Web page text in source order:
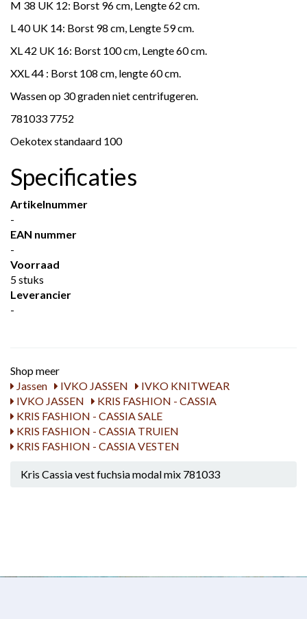
M 38 UK 12: Borst 96 cm, Lengte 62 cm.
L 40 UK 14: Borst 98 cm, Lengte 59 cm.
XL 42 UK 16: Borst 100 cm, Lengte 60 cm.
XXL 44 : Borst 108 cm, lengte 60 cm.
Wassen op 30 graden niet centrifugeren.
781033 7752
Oekotex standaard 100
Specificaties
Artikelnummer
-
EAN nummer
-
Voorraad
5 stuks
Leverancier
-
Shop meer
Jassen
IVKO JASSEN
IVKO KNITWEAR
IVKO JASSEN
KRIS FASHION - CASSIA
KRIS FASHION - CASSIA SALE
KRIS FASHION - CASSIA TRUIEN
KRIS FASHION - CASSIA VESTEN
Kris Cassia vest fuchsia modal mix 781033